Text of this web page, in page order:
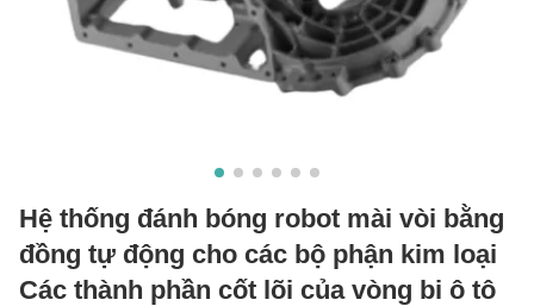
Hệ thống đánh bóng robot mài vòi bằng
đồng tự động cho các bộ phận kim loại
Các thành phần cốt lõi của vòng bi ô tô